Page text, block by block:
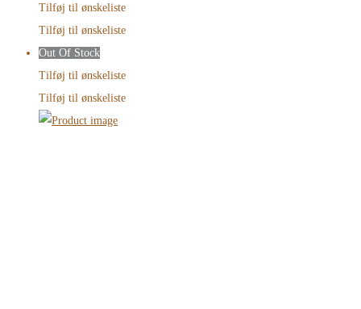
Tilføj til ønskeliste
Tilføj til ønskeliste
Out Of Stock
Tilføj til ønskeliste
Tilføj til ønskeliste